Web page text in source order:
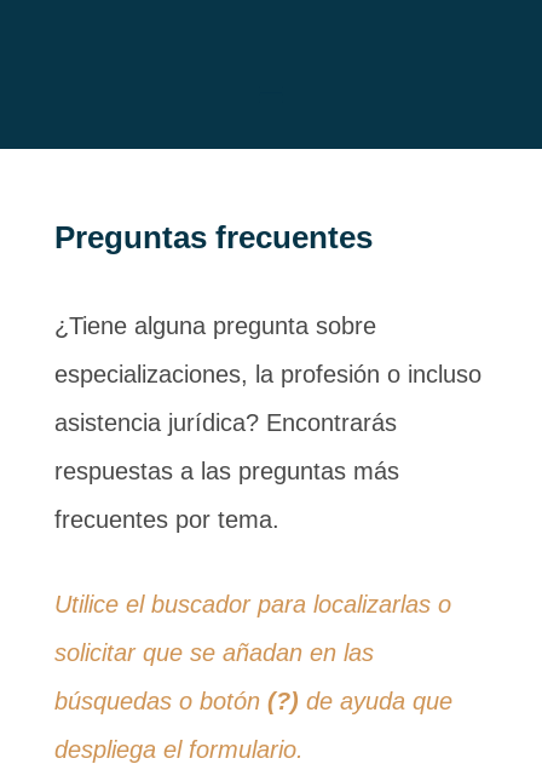
Preguntas frecuentes
¿Tiene alguna pregunta sobre
especializaciones, la profesión o incluso
asistencia jurídica? Encontrarás
respuestas a las preguntas más
frecuentes por tema.
Utilice el buscador para localizarlas o
solicitar que se añadan en las
búsquedas o botón (?) de ayuda que
despliega el formulario.